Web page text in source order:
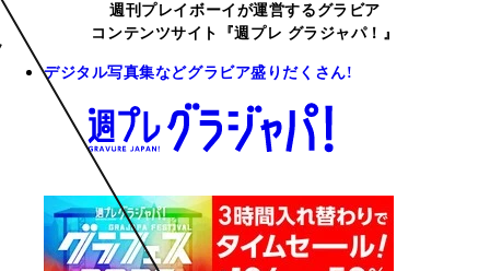
週刊プレイボーイが運営するグラビア
コンテンツサイト『週プレ グラジャパ！』
デジタル写真集などグラビア盛りだくさん!